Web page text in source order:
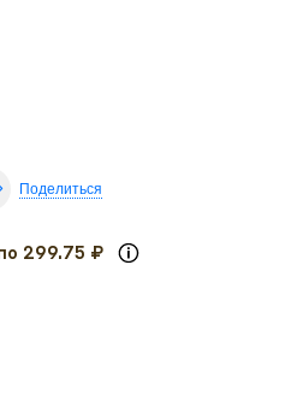
Поделиться
299.75 ₽